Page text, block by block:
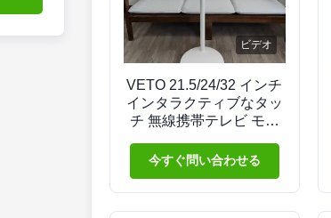
ビデオ
VETO 21.5/24/32 インチ
インタラクティブなタッ
チ 無線携帯テレビ モバ
イドディスプレイ 内蔵 5
今すぐ問い合わせる